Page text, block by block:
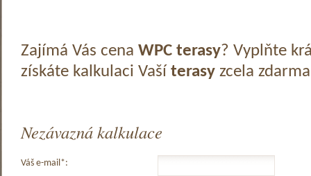
Zajímá Vás cena WPC terasy? Vyplňte
získáte kalkulaci Vaší terasyzcela
Nezávazná kalkulace
Váš e-mail*: